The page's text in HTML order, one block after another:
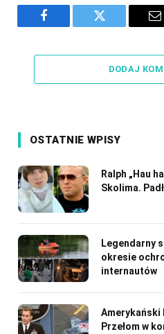
Facebook Twitter
DODAJ
OSTATNIE WPISY
Ralph „Hau
Skolima.
Legendarny
okresie
internautów
Amerykański
Przełom w